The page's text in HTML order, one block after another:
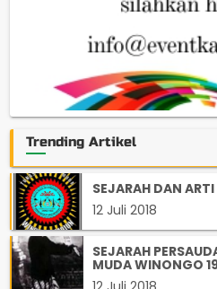
Trending Artikel
SEJARAH DAN
12 Juli 2018
SEJARAH
MUDA WINONGO